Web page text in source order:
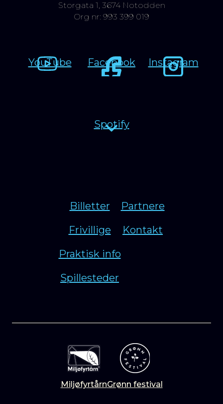
Storgata 1, 3674 Notodden
Org nr: 993 399 019
YouTube Facebook Instagram
Spotify
Billetter
Frivillige
Praktisk info
Spillesteder
Partnere
Kontakt
MiljøfyrtårnGrønn festival